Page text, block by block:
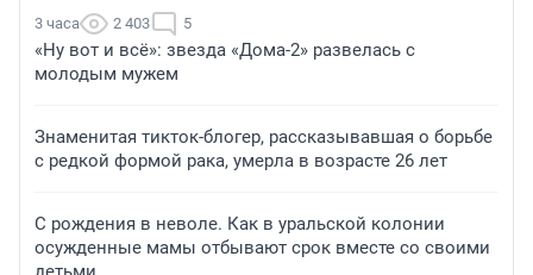
3 часа 2 403 5
«Ну вот и всё»: звезда «Дома-2» развелась с
молодым мужем
Знаменитая тикток-блогер, рассказывавшая о борьбе
с редкой формой рака, умерла в возрасте 26 лет
С рождения в неволе. Как в уральской колонии
осужденные мамы отбывают срок вместе со своими